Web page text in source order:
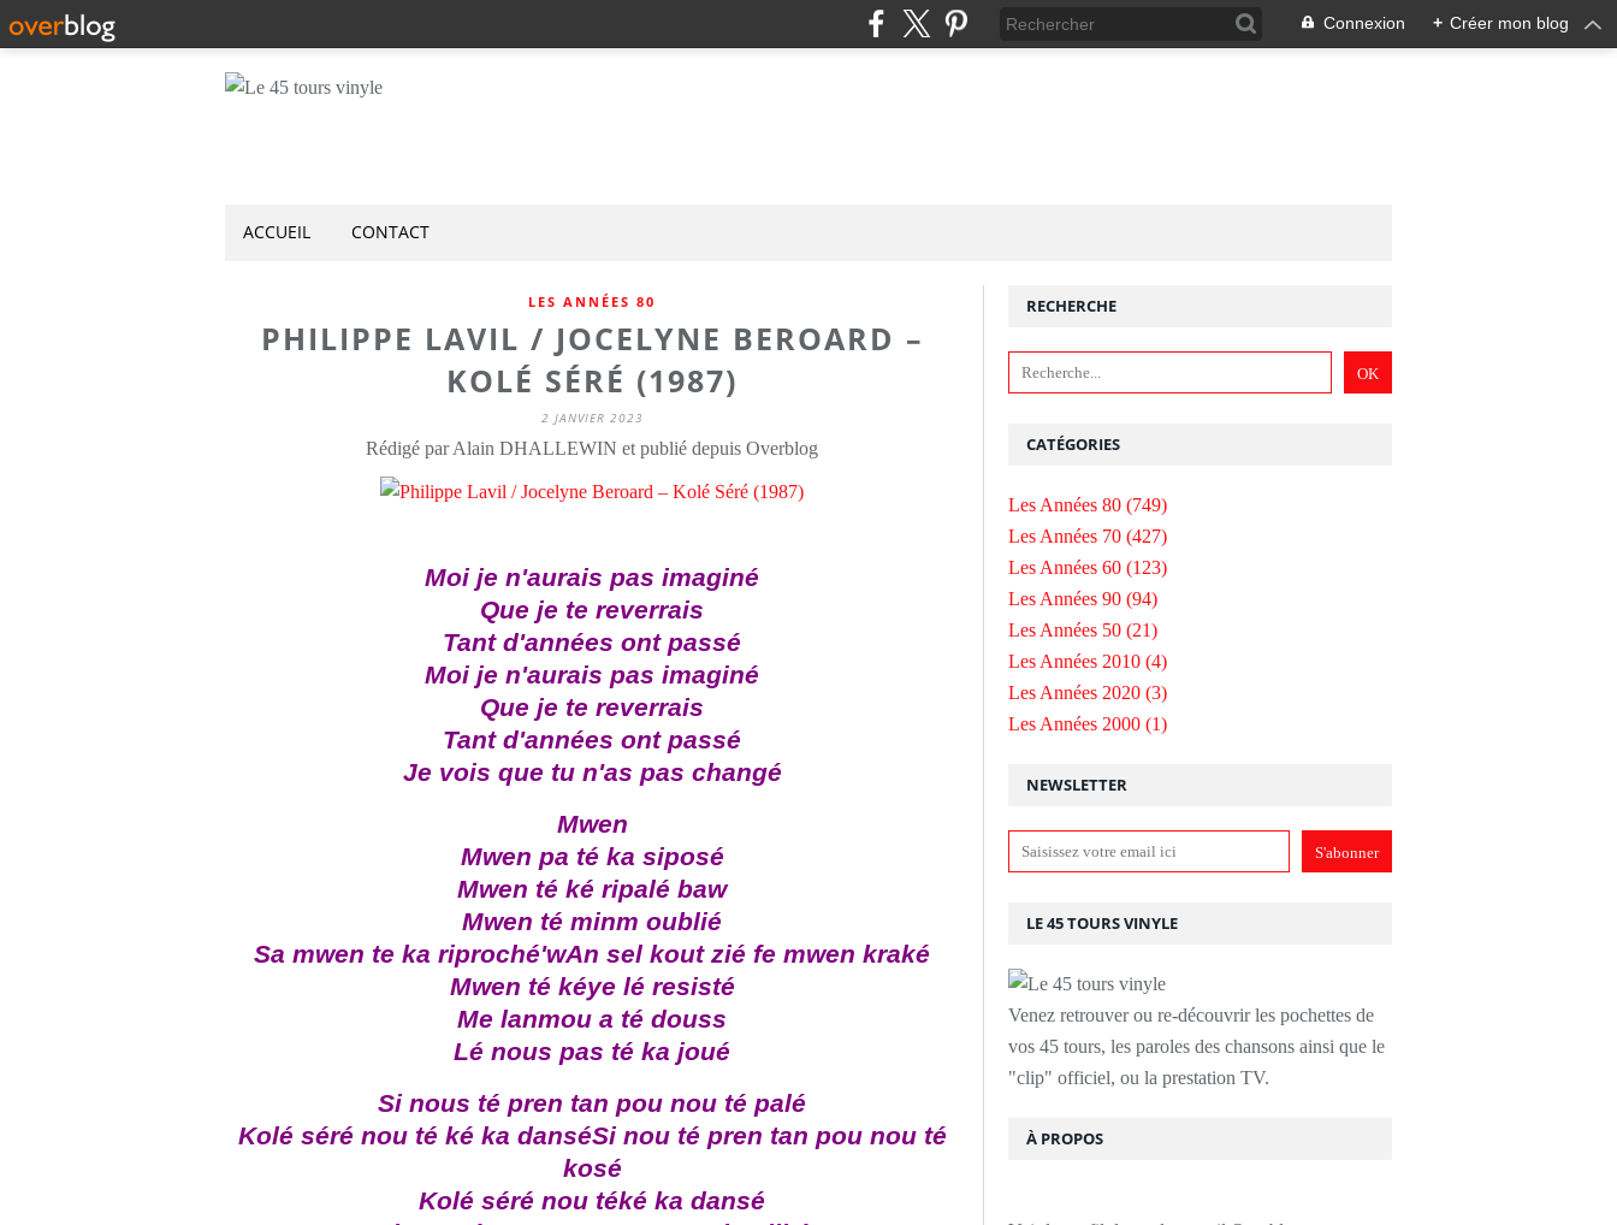
Connexion + Créer mon blog
ACCUEIL CONTACT
LES ANNÉES 80
PHILIPPE LAVIL / JOCELYNE BEROARD –
KOLÉ SÉRÉ (1987)
2 JANVIER 2023
Rédigé par Alain DHALLEWIN et publié depuis Overblog
Moi je n'aurais pas imaginé
Que je te reverrais
Tant d'années ont passé
Moi je n'aurais pas imaginé
Que je te reverrais
Tant d'années ont passé
Je vois que tu n'as pas changé
Mwen
Mwen pa té ka siposé
Mwen té ké ripalé baw
Mwen té minm oublié
Sa mwen te ka riproché'wAn sel kout zié fe mwen kraké
Mwen té kéye lé resisté
Me lanmou a té douss
Lé nous pas té ka joué
Si nous té pren tan pou nou té palé
Kolé séré nou té ké ka danséSi nou té pren tan pou nou té
kosé
Kolé séré nou téké ka dansé
NEWSLETTER
RECHERCHE
LE 45 TOURS VINYLE
Venez retrouver ou re-découvrir les pochettes de
vos 45 tours, les paroles des chansons ainsi que le
"clip" officiel, ou la prestation TV.
À PROPOS
CATÉGORIES
Les Années 80 (749)
Les Années 70 (427)
Les Années 60 (123)
Les Années 90 (94)
Les Années 50 (21)
Les Années 2010 (4)
Les Années 2020 (3)
Les Années 2000 (1)